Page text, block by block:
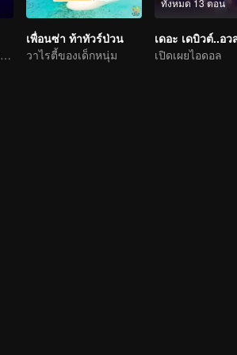
เรียลลิตี้แนวเซอร์ไววัลไอดอลเกิร์ลกรุ๊ป
เพื่อนซ่า ท้าทัวร์ป่วน
วาไรตี้ของเด็กหนุ่ม
ทั้งหมด 13 ตอน
เปิดเผยไอดอล